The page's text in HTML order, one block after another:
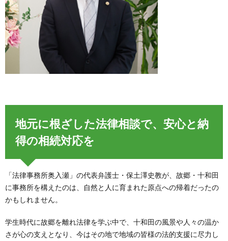
地元に根ざした法律相談で、安心と納
得の相続対応を
「法律事務所奥入瀬」の代表弁護士・保土澤史教が、故郷・十和田
に事務所を構えたのは、自然と人に育まれた原点への帰着だったの
かもしれません。
学生時代に故郷を離れ法律を学ぶ中で、十和田の風景や人々の温か
さが心の支えとなり、今はその地で地域の皆様の法的支援に尽力し